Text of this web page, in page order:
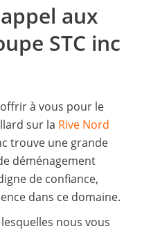
aux
STC inc
à vous pour le
sur la Rive Nord
trouve une grande
déménagement
de confiance,
dans ce domaine.
nous vous